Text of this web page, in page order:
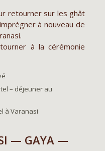
retourner sur les ghât
à nouveau de
à la cérémonie
– déjeuner au
à Varanasi
— GAYA —